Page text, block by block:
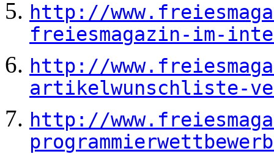
http://
freiesmagazin-im-
http://
artikelwunschliste-
http://